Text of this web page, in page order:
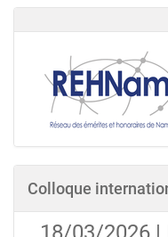
Colloque